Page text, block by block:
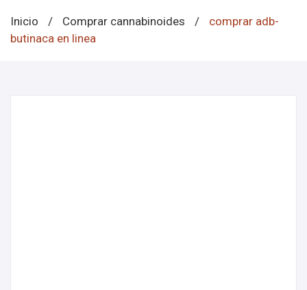
Inicio / Comprar cannabinoides /
comprar adb-
butinaca en linea